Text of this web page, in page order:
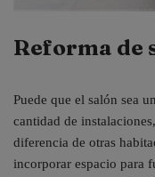
Reforma de
Puede que el salón sea
cantidad de
diferencia de otras
incorporar espacio para